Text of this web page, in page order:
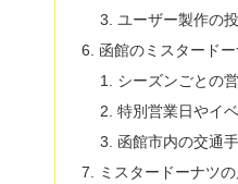
ユーザー製作の
函館のミスタード
シーズンごとの
特別営業日やイ
函館市内の交通
ミスタードーナツ